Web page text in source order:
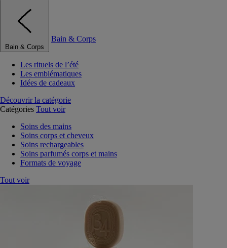
Bain & Corps
Bain & Corps
Les rituels de l’été
Les emblématiques
Idées de cadeaux
Découvrir la catégorie
Catégories Tout voir
Soins des mains
Soins corps et cheveux
Soins rechargeables
Soins parfumés corps et mains
Formats de voyage
Tout voir